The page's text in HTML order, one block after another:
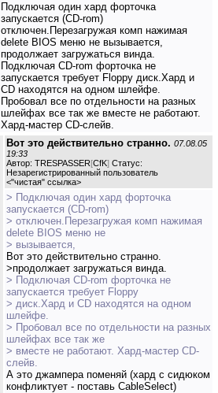
Подключая один хард форточка
запускается (CD-rom)
отключен.Перезагружая комп нажимая
delete BIOS меню не вызывается,
продолжает загружаться винда.
Подключая CD-rom форточка не
запускается требует Floppy диск.Хард и
СD находятся на одном шлейфе.
Пробовал все по отдельности на разных
шлейфах все так же вместе не работают.
Хард-мастер CD-слейв.
Вот это действительно странно. 07.08.05
19:33
Автор: TRESPASSER[CfK] Статус:
Незарегистрированный пользователь
<"чистая" ссылка>
> Подключая один хард форточка
запускается (CD-rom)
> отключен.Перезагружая комп нажимая
delete BIOS меню не
> вызывается,
Вот это действительно странно.
>продолжает загружаться винда.
> Подключая CD-rom форточка не
запускается требует Floppy
> диск.Хард и СD находятся на одном
шлейфе.
> Пробовал все по отдельности на разных
шлейфах все так же
> вместе не работают. Хард-мастер CD-
слейв.
А это джампера поменяй (хард с сидюком
конфликтует - поставь CableSelect)